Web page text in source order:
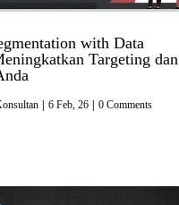
with Data
Targeting dan
| 6 Feb, 26 | 0 Comments